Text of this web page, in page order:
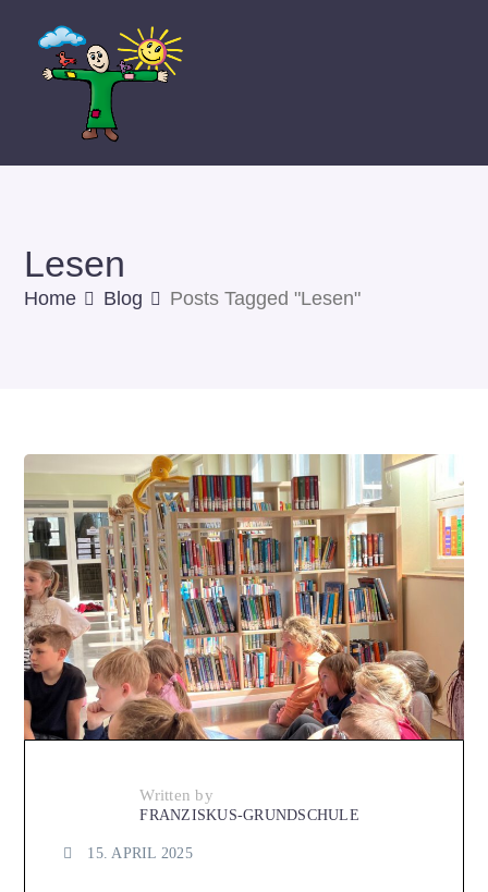
Lesen
Home Blog Posts Tagged "Lesen"
Written by
FRANZISKUS-GRUNDSCHULE
15. APRIL 2025